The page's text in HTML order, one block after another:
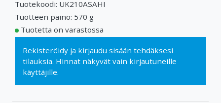
Tuotekoodi: UK210ASAHI
Tuotteen paino: 570 g
Tuotetta on varastossa
Rekisteröidy ja kirjaudu sisään tehdäksesi
tilauksia. Hinnat näkyvät vain kirjautuneille
käyttäjille.